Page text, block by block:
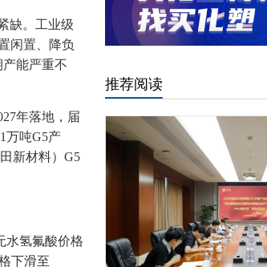
缺。工业级
闲置、降负
能严重不
年落地，届
万吨G5产
新材料）G5
水氢氟酸价格
下滑至
推荐阅读